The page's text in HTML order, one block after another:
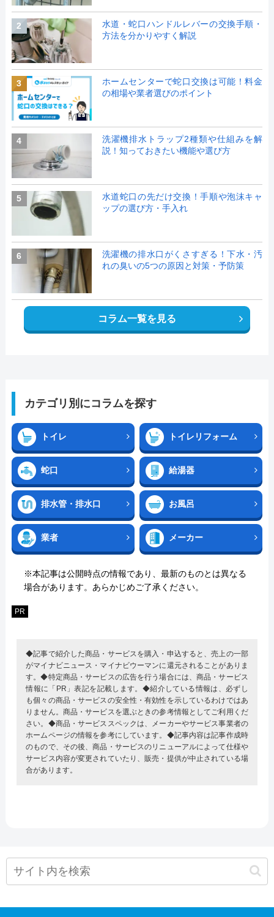
2
水道・蛇口ハンドルレバーの交換手順・
方法を分かりやすく解説
3
ホームセンターで蛇口交換は可能！料金
の相場や業者選びのポイント
4
洗濯機排水トラップ2種類や仕組みを解
説！知っておきたい機能や選び方
5
水道蛇口の先だけ交換！手順や泡沫キャ
ップの選び方・手入れ
6
洗濯機の排水口がくさすぎる！下水・汚
れの臭いの5つの原因と対策・予防策
コラム一覧を見る
カテゴリ別にコラムを探す
トイレ トイレリフォーム
蛇口 給湯器
排水管・排水口 お風呂
業者 メーカー
※本記事は公開時点の情報であり、最新のものとは異なる
場合があります。あらかじめご了承ください。
PR
◆記事で紹介した商品・サービスを購入・申込すると、売上の一部
がマイナビニュース・マイナビウーマンに還元されることがありま
す。◆特定商品・サービスの広告を行う場合には、商品・サービス
情報に「PR」表記を記載します。◆紹介している情報は、必ずし
も個々の商品・サービスの安全性・有効性を示しているわけではあ
りません。商品・サービスを選ぶときの参考情報としてご利用くだ
さい。◆商品・サービススペックは、メーカーやサービス事業者の
ホームページの情報を参考にしています。◆記事内容は記事作成時
のもので、その後、商品・サービスのリニューアルによって仕様や
サービス内容が変更されていたり、販売・提供が中止されている場
合があります。